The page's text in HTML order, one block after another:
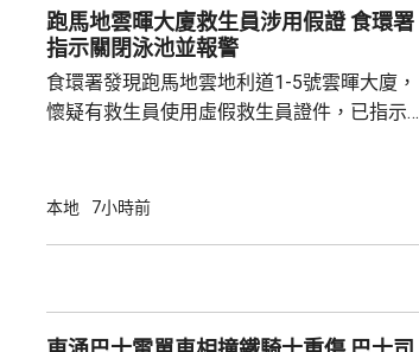
跑馬地雲暉大廈救生員涉用假證 食環署
指示關閉泳池並報警
食環署發現跑馬地雲地利道1-5號雲暉大廈，
懷疑有救生員使用虛假救生員證件，已指示泳
資料，今日收到核實結果，發現一名昨日在屋
泳池持牌人提出檢控。 食環署表示，今年至頭
本地 7小時前